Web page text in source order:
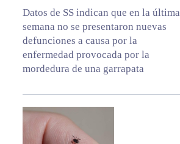
Datos de SS indican que en la última
semana no se presentaron nuevas
defunciones a causa por la
enfermedad provocada por la
mordedura de una garrapata